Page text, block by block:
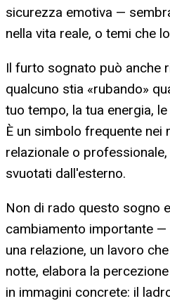
sicurezza emotiva —
nella vita reale, o temi che
Il furto sognato può anche
qualcuno stia «rubando»
tuo tempo, la tua energia,
È un simbolo frequente nei
relazionale o
svuotati dall'esterno.
Non di rado questo sogno
cambiamento importante
una relazione, un lavoro
notte, elabora la
in immagini concrete: il